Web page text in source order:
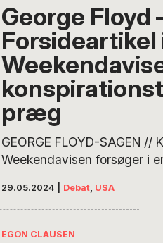
George Floyd
Forsideartikel
præg
GEORGE FLOYD-SAGEN //
Weekendavisen forsøger i
George Floyd, men
konspirationsteoretisk
misinformation parres med
29.05.2024 Debat, USA
EGON CLAUSEN